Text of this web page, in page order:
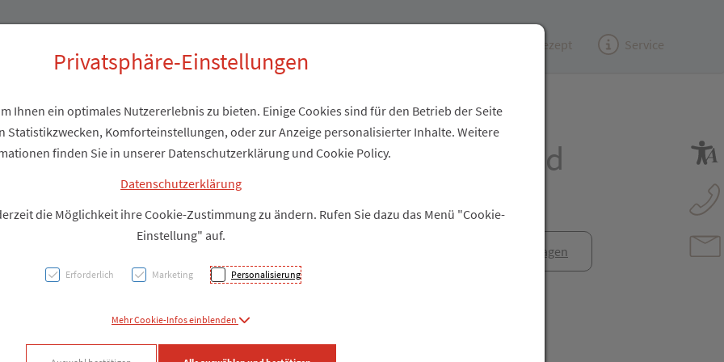
(e)Rezept Service
Perskindol Aktiv Bad
PZN: 1845484
Rezept anfragen
Privatsphäre-Einstellungen
Ihnen ein optimales Nutzererlebnis zu bieten. Einige Cookies sind für den Betrieb der Seite
Statistikzwecken, Komforteinstellungen, oder zur Anzeige personalisierter Inhalte. Weitere
finden Sie in unserer Datenschutzerklärung und Cookie Policy.
Datenschutzerklärung
die Möglichkeit ihre Cookie-Zustimmung zu ändern. Rufen Sie dazu das Menü "Cookie-
Einstellung" auf.
Erforderlich Marketing Personalisierung
Mehr Cookie-Infos einblenden